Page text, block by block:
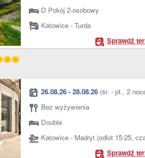
D Pokój 2-osobowy
Katowice - Turda
Sprawdź
26.08.26 - 28.08.26 (śr. - pt., 2
Bez wyżywienia
Double
Katowice - Madryt (odlot 15:25,
Sprawdź